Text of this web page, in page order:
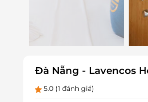
Đà Nẵng - Lavencos
5.0 (1 đánh giá)